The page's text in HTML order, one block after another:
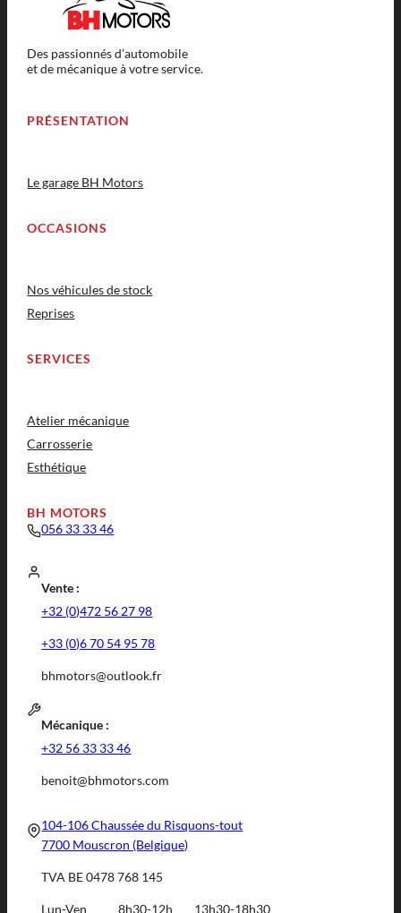
Des passionnés d’automobile
et de mécanique à votre service.
PRÉSENTATION
Le garage BH Motors
OCCASIONS
Nos véhicules de stock
Reprises
SERVICES
Atelier mécanique
Carrosserie
Esthétique
BH MOTORS
056 33 33 46
Vente :
+32 (0)472 56 27 98
+33 (0)6 70 54 95 78
bhmotors@outlook.fr
Mécanique :
+32 56 33 33 46
benoit@bhmotors.com
104-106 Chaussée du Risquons-tout
7700 Mouscron (Belgique)
TVA BE 0478 768 145
Lun-Ven 8h30-12h 13h30-18h30